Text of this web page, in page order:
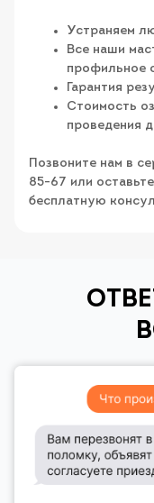
Устраняем
Все наши
профильное
Гарантия
Стоимость
проведения
Позвоните нам в
85-67 или
бесплатную